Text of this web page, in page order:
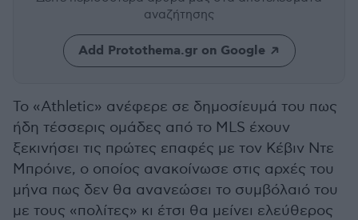
αναζήτησης
Add Protothema.gr on Google
Το «Athletic» ανέφερε σε δημοσίευμά του πως
ήδη τέσσερις ομάδες από το MLS έχουν
ξεκινήσει τις πρώτες επαφές με τον Κέβιν Ντε
Μπρόινε, ο οποίος ανακοίνωσε στις αρχές του
μήνα πως δεν θα ανανεώσει το συμβόλαιό του
με τους «πολίτες» κι έτσι θα μείνει ελεύθερος